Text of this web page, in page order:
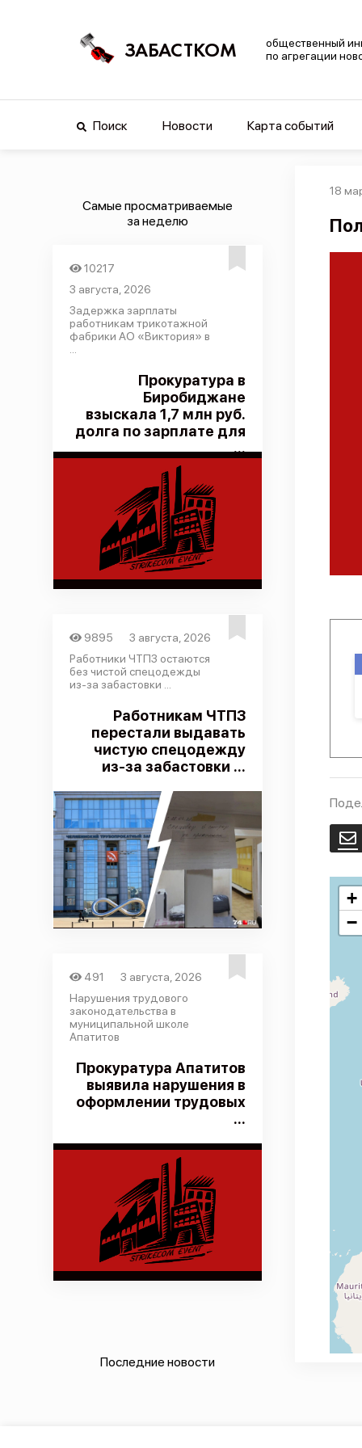
ЗАБАСТКОМ
общественный
по агрегации
Поиск Новости Карта событий
Самые просматриваемые
за неделю
10217
3 августа, 2026
Задержка зарплаты
работникам трикотажной
фабрики АО «Виктория» в
Прокуратура в
Биробиджане
взыскала 1,7 млн руб.
долга по зарплате для
...
9895
3 августа, 2026
Работники ЧТПЗ остаются
без чистой спецодежды
из-за забастовки ...
Работникам ЧТПЗ
перестали выдавать
чистую спецодежду
из-за забастовки ...
491
3 августа, 2026
Нарушения трудового
законодательства в
муниципальной школе
Апатитов
Прокуратура Апатитов
выявила нарушения в
оформлении трудовых
...
Последние новости
18
+
−